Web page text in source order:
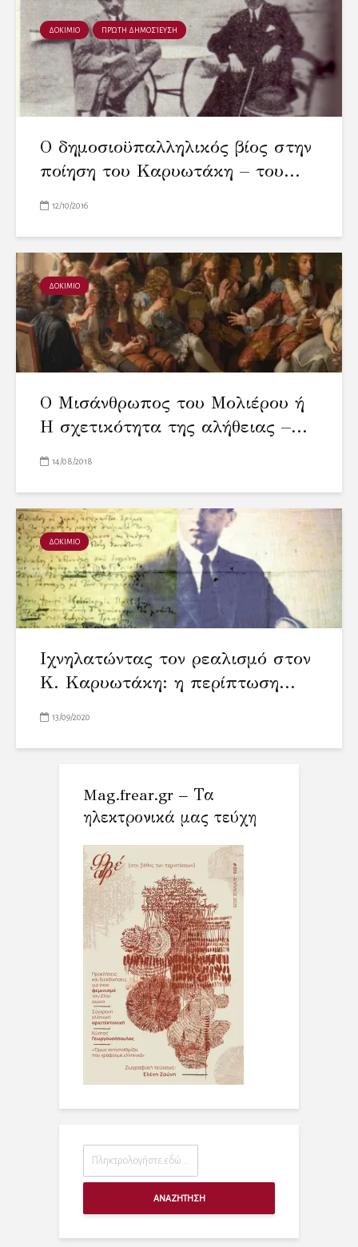
ΔΟΚΙΜΙΟ ΠΡΏΤΗ ΔΗΜΟΣΊΕΥΣΗ
Ο δημοσιοϋπαλληλικός βίος στην
ποίηση του Καρυωτάκη – του...
12/10/2016
ΔΟΚΙΜΙΟ
Ο Μισάνθρωπος του Μολιέρου ή
Η σχετικότητα της αλήθειας –...
14/08/2018
ΔΟΚΙΜΙΟ
Ιχνηλατώντας τον ρεαλισμό στον
Κ. Καρυωτάκη: η περίπτωση...
13/09/2020
Mag.frear.gr – Τα
ηλεκτρονικά μας τεύχη
ΑΝΑΖΗΤΗΣΗ